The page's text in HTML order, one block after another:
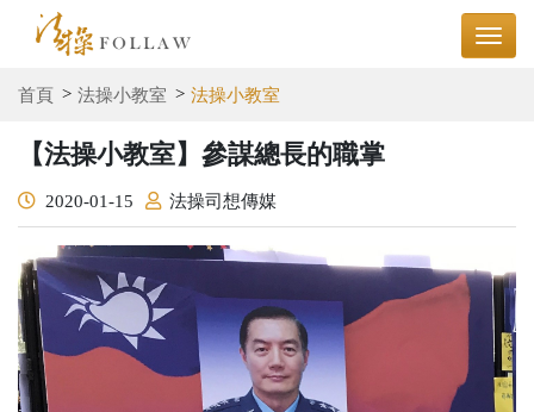
首頁 法操小教室 法操小教室
【法操小教室】參謀總長的職掌
2020-01-15 法操司想傳媒